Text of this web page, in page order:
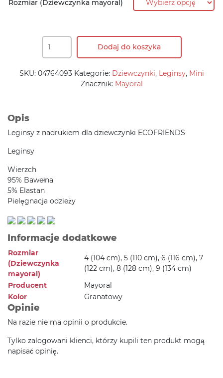
Rozmiar (Dziewczynka mayoral)
Dodaj do koszyka
SKU: 04764093 Kategorie: Dziewczynki, Leginsy, Mini
Znacznik: Mayoral
Opis
Leginsy z nadrukiem dla dziewczynki ECOFRIENDS
Leginsy
Wierzch
95% Bawełna
5% Elastan
Pielęgnacja odzieży
Informacje dodatkowe
Rozmiar
(Dziewczynka
mayoral)
4 (104 cm), 5 (110 cm), 6 (116 cm), 7
(122 cm), 8 (128 cm), 9 (134 cm)
Producent
Mayoral
Kolor
Granatowy
Opinie
Na razie nie ma opinii o produkcie.
Tylko zalogowani klienci, którzy kupili ten produkt mogą
napisać opinię.